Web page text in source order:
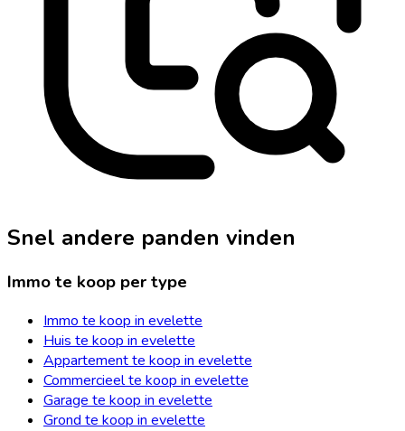
Snel andere panden vinden
Immo te koop per type
Immo te koop in evelette
Huis te koop in evelette
Appartement te koop in evelette
Commercieel te koop in evelette
Garage te koop in evelette
Grond te koop in evelette